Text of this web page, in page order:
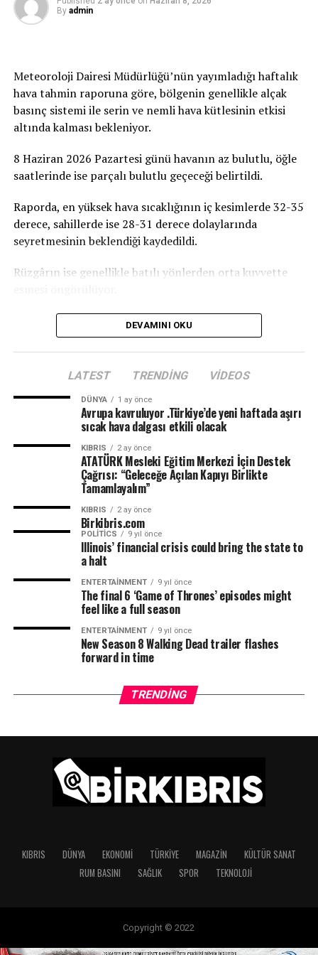
çocuklarımızın ve gençlerimizin geleceğine atılmış bir
projesine destek olmaya davet ediyoruz” dedi.
Birçok Meslek Dalında Eğitim Verilecek
Merkezi’nde terzilik, ayakkabıcılık, kaynakçılık,
tesisatçılık, robotik kodlama, oto elektrik, oto kaporta,
verilmesi planlanıyor. Merkezin, KKTC’nin mesleki
eğitim altyapısına önemli katkılar sağlaması ve
gençlerin istihdam olanaklarını artırması hedefleniyor.
By admin
Meteoroloji Dairesi Müdürlüğü’nün yayımladığı haftalık
hava tahmin raporuna göre, bölgenin genellikle alçak
basınç sistemi ile serin ve nemli hava kütlesinin etkisi
altında kalması bekleniyor.
8 Haziran 2026 Pazartesi günü havanın az bulutlu, öğle
saatlerinde ise parçalı bulutlu geçeceği belirtildi.
Raporda, en yüksek hava sıcaklığının iç kesimlerde 32-35
derece, sahillerde ise 28-31 derece dolaylarında
seyretmesinin beklendiği kaydedildi.
Rüzgârın ise genellikle batılı yönlerden orta kuvvette
DEVAMINI OKU
LATEST TRENDING VIDEOS
DÜNYA 1 ay önce
Avrupa kavruluyor .Türkiye’de yeni haftada aşırı
sıcak hava dalgası etkili olacak
KIBRIS 2 ay önce
ATATÜRK Mesleki Eğitim Merkezi İçin Destek
Çağrısı: “Geleceğe Açılan Kapıyı Birlikte
Tamamlayalım”
KIBRIS 2 ay önce
Birkibris.com
POLITICS 9 yıl önce
Illinois’ financial crisis could bring the state to
a halt
ENTERTAINMENT 9 yıl önce
The final 6 ‘Game of Thrones’ episodes might
feel like a full season
ENTERTAINMENT 9 yıl önce
New Season 8 Walking Dead trailer flashes
forward in time
TRENDING
KIBRIS DÜNYA EKONOMI TÜRKIYE MAGAZIN
KÜLTÜR SANAT
RUM BASINI
SAĞLIK SPOR TEKNOLOJI
Copyright © 2022